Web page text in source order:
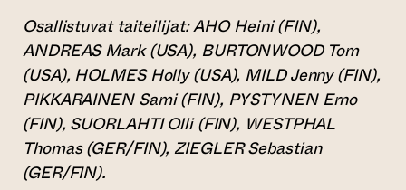
Osallistuvat taiteilijat: AHO Heini (FIN),
ANDREAS Mark (USA), BURTONWOOD Tom
(USA), HOLMES Holly (USA), MILD Jenny (FIN),
PIKKARAINEN Sami (FIN), PYSTYNEN Erno
(FIN), SUORLAHTI Olli (FIN), WESTPHAL
Thomas (GER/FIN), ZIEGLER Sebastian
(GER/FIN).